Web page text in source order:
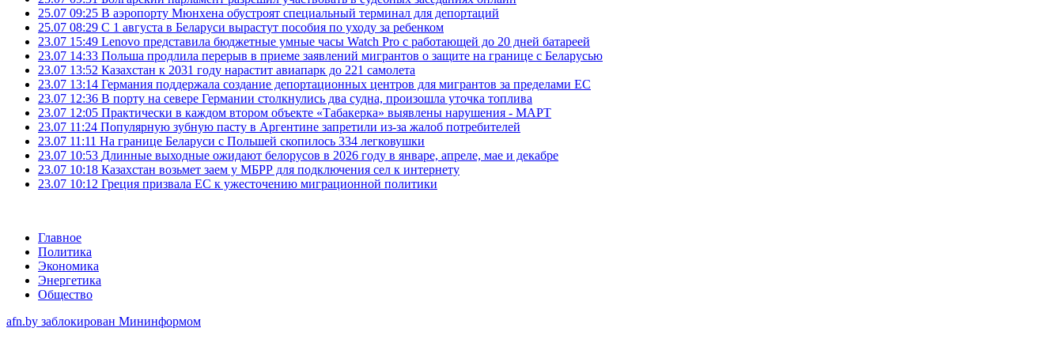
25.07 09:25 В аэропорту Мюнхена обустроят специальный терминал для депортаций
25.07 08:29 С 1 августа в Беларуси вырастут пособия по уходу за ребенком
23.07 15:49 Lenovo представила бюджетные умные часы Watch Pro с работающей до 20 дней батареей
23.07 14:33 Польша продлила перерыв в приеме заявлений мигрантов о защите на границе с Беларусью
23.07 13:52 Казахстан к 2031 году нарастит авиапарк до 221 самолета
23.07 13:14 Германия поддержала создание депортационных центров для мигрантов за пределами ЕС
23.07 12:36 В порту на севере Германии столкнулись два судна, произошла уточка топлива
23.07 12:05 Практически в каждом втором объекте «Табакерка» выявлены нарушения - МАРТ
23.07 11:24 Популярную зубную пасту в Аргентине запретили из-за жалоб потребителей
23.07 11:11 На границе Беларуси с Польшей скопилось 334 легковушки
23.07 10:53 Длинные выходные ожидают белорусов в 2026 году в январе, апреле, мае и декабре
23.07 10:18 Казахстан возьмет заем у МБРР для подключения сел к интернету
23.07 10:12 Греция призвала ЕС к ужесточению миграционной политики
Главное
Политика
Экономика
Энергетика
Общество
afn.by заблокирован Мининформом